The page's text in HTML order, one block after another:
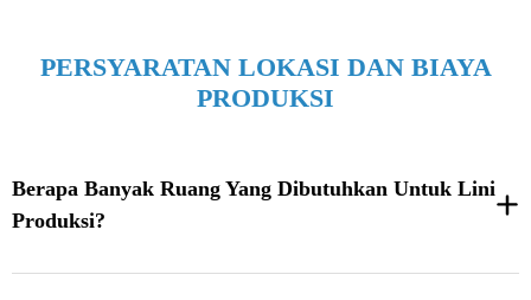
PERSYARATAN LOKASI DAN BIAYA
PRODUKSI
Berapa Banyak Ruang Yang Dibutuhkan Untuk Lini
Produksi?